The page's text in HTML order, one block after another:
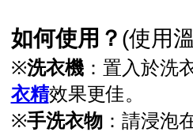
如何使用？ (使用
※洗衣機：置入於洗
衣精效果更佳。
※手洗衣物：請浸泡